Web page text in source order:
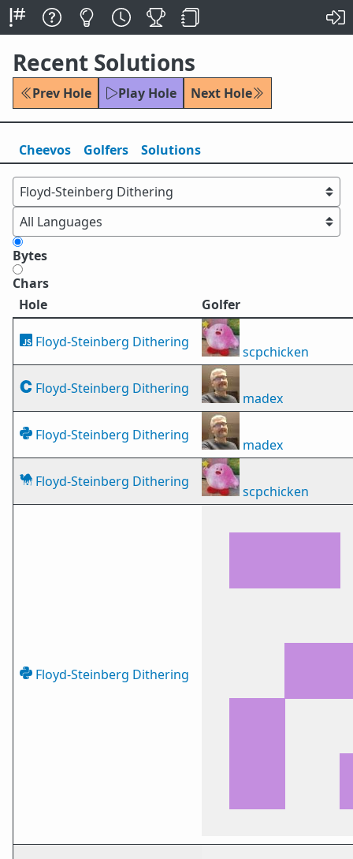
Recent Solutions
Prev Hole Play Hole Next Hole
Cheevos Golfers Solutions
Bytes
Chars
Hole
Golfer
Floyd-Steinberg Dithering
scpchicken
Floyd-Steinberg Dithering
madex
Floyd-Steinberg Dithering
madex
Floyd-Steinberg Dithering
scpchicken
Floyd-Steinberg Dithering